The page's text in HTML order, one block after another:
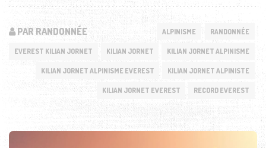
PAR RANDONNÉE ALPINISME RANDONNÉE
EVEREST KILIAN JORNET KILIAN JORNET KILIAN JORNET ALPINISME
KILIAN JORNET ALPINISME EVEREST KILIAN JORNET ALPINISTE
KILIAN JORNET EVEREST RECORD EVEREST